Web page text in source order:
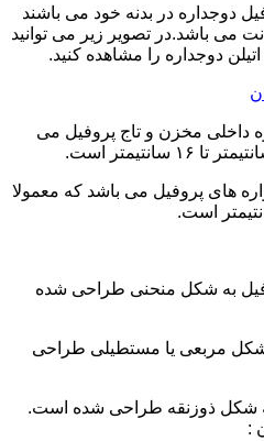
دوجداره در بدنه خود می باشند
پروفیل حداقل ۱۰ سانت می باشد.در تصویر زیر می توانید
دوجداره را مشاهده کنید.
داخلی مخزن و تاج پروفیل می
های پروفیل می باشد که معمولا
به شکل منحنی طراحی شده
مربعی یا مستطیلی طراحی
: